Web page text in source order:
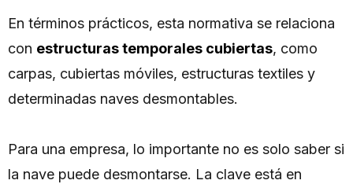
En términos prácticos, esta normativa se relaciona
con estructuras temporales cubiertas, como
carpas, cubiertas móviles, estructuras textiles y
determinadas naves desmontables.
Para una empresa, lo importante no es solo saber si
la nave puede desmontarse. La clave está en